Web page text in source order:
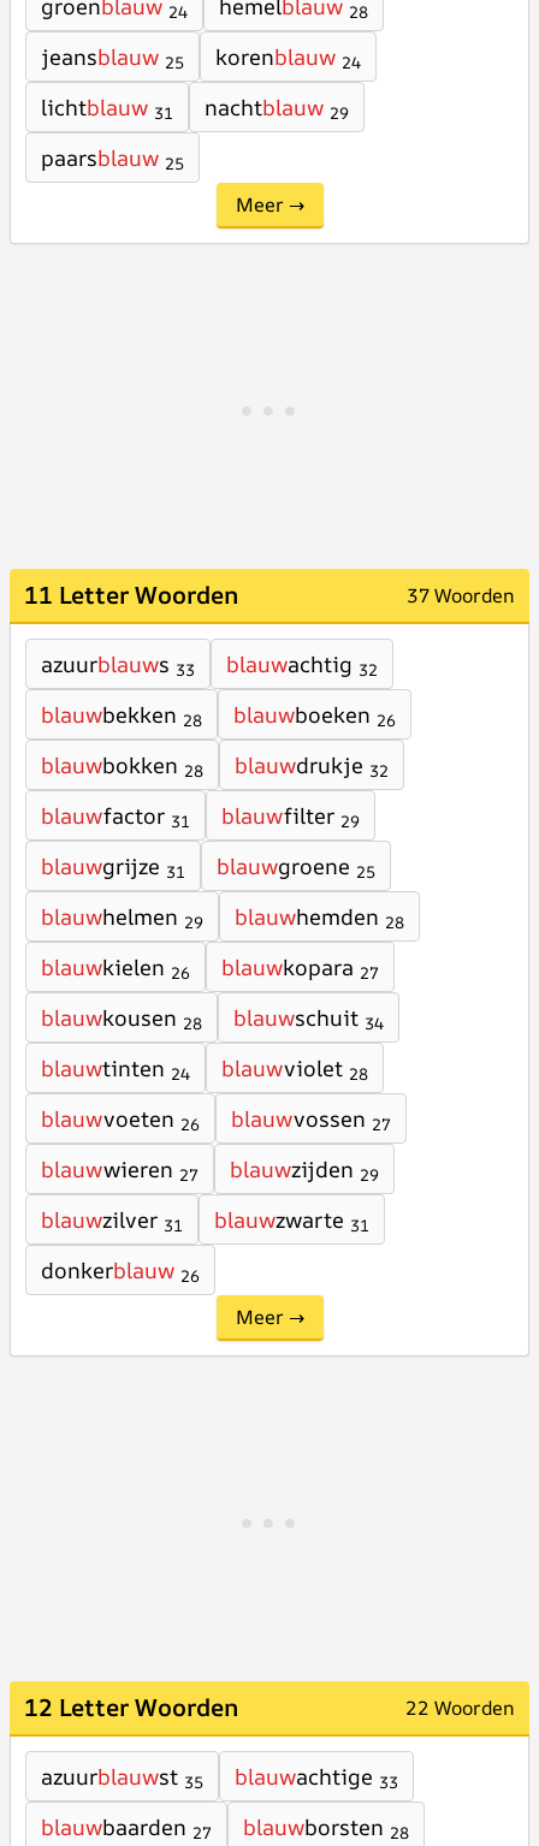
groenblauw 24 hemelblauw 28
jeansblauw 25 korenblauw 24
lichtblauw 31 nachtblauw 29
paarsblauw 25
Meer →
11 Letter Woorden 37 Woorden
azuurblauws 33 blauwachtig 32
blauwbekken 28 blauwboeken 26
blauwbokken 28 blauwdrukje 32
blauwfactor 31 blauwfilter 29
blauwgrijze 31 blauwgroene 25
blauwhelmen 29 blauwhemden 28
blauwkielen 26 blauwkopara 27
blauwkousen 28 blauwschuit 34
blauwtinten 24 blauwviolet 28
blauwvoeten 26 blauwvossen 27
blauwwieren 27 blauwzijden 29
blauwzilver 31 blauwzwarte 31
donkerblauw 26
Meer →
12 Letter Woorden 22 Woorden
azuurblauwst 35 blauwachtige 33
blauwbaarden 27 blauwborsten 28